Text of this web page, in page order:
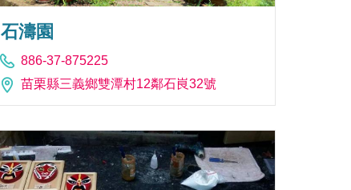
石濤園
886-37-875225
苗栗縣三義鄉雙潭村12鄰石峎32號